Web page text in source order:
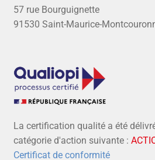
57 rue Bourguignette
91530 Saint-Maurice-
La certification qualité a été
catégorie d'action suivante :
Certificat de conformité